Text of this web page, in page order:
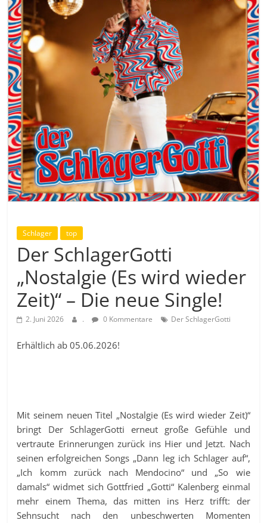
Schlager top
Der SchlagerGotti
„Nostalgie (Es wird wieder
Zeit)“ – Die neue Single!
2. Juni 2026 . 0 Kommentare Der SchlagerGotti
Erhältlich ab 05.06.2026!
Mit seinem neuen Titel „Nostalgie (Es wird wieder Zeit)“
bringt Der SchlagerGotti erneut große Gefühle und
vertraute Erinnerungen zurück ins Hier und Jetzt. Nach
seinen erfolgreichen Songs „Dann leg ich Schlager auf“,
„Ich komm zurück nach Mendocino“ und „So wie
damals“ widmet sich Gottfried „Gotti“ Kalenberg einmal
mehr einem Thema, das mitten ins Herz trifft: der
Sehnsucht nach den unbeschwerten Momenten